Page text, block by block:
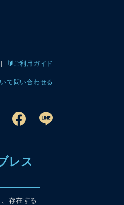
ご利用ガイド
て問い合わせる
レス
存在する